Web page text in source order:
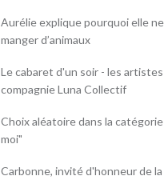
Aurélie explique pourquoi elle
manger d’animaux
Le cabaret d'un soir - les artistes
compagnie Luna Collectif
Choix aléatoire dans la
moi"
Carbonne, invité d'honneur de